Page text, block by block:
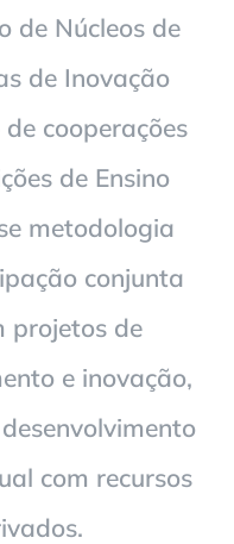
de Núcleos de
de Inovação
cooperações
de Ensino
metodologia
conjunta
projetos de
e inovação,
com recursos